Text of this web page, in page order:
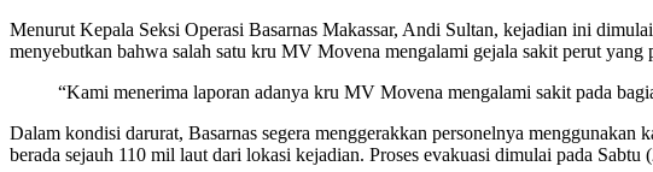
Menurut Kepala Seksi Operasi Basarnas Makassar, Andi Sultan, kejadian ini
menyebutkan bahwa salah satu kru MV Movena mengalami gejala sakit perut
“Kami menerima laporan adanya kru MV Movena mengalami sakit pada
Dalam kondisi darurat, Basarnas segera menggerakkan personelnya
berada sejauh 110 mil laut dari lokasi kejadian. Proses evakuasi dimulai pada